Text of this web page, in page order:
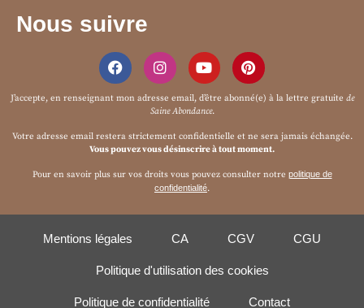
Nous suivre
J’accepte, en renseignant mon adresse email, d’être abonné(e) à la lettre gratuite de
Saine Abondance.
Votre adresse email restera strictement confidentielle et ne sera jamais échangée.
Vous pouvez vous désinscrire à tout moment.
Pour en savoir plus sur vos droits vous pouvez consulter notre politique de
confidentialité.
Mentions légales CA CGV CGU
Politique d'utilisation des cookies
Politique de confidentialité Contact